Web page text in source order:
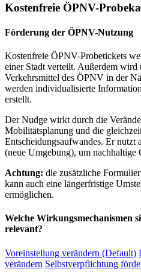
Kostenfreie ÖPNV-
Förderung der ÖPNV-Nutzung
Kostenfreie ÖPNV-Probetickets
einer Stadt verteilt. Außerdem wird
Verkehrsmittel des ÖPNV in der
werden individualisierte
erstellt.
Der Nudge wirkt durch die
Mobilitätsplanung und die
Entscheidungsaufwandes. Er nutzt
(neue Umgebung), um nachhaltige
Achtung: die zusätzliche
kann auch eine längerfristige
ermöglichen.
Welche Wirkungsmechanismen
relevant?
Voreinstellung verändern (Default)
verändern Selbstverpflichtung